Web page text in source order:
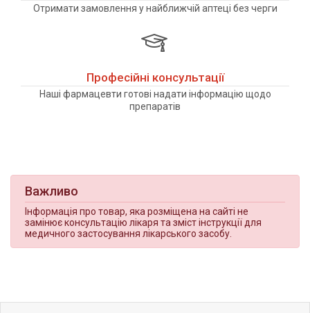
Отримати замовлення у найближчій аптеці без черги
Професійні консультації
Наші фармацевти готові надати інформацію щодо
препаратів
Важливо
Інформація про товар, яка розміщена на сайті не
замінює консультацію лікаря та зміст інструкції для
медичного застосування лікарського засобу.